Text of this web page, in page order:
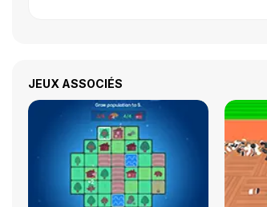
JEUX ASSOCIÉS